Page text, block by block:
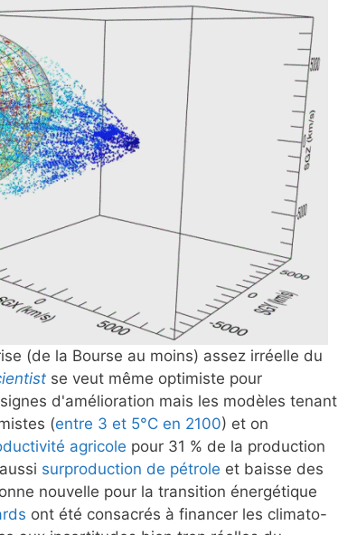
(de la Bourse au moins) assez irréelle du
se veut même optimiste pour
d'amélioration mais les modèles tenant
(entre 3 et 5°C en 2100) et on
agricole pour 31 % de la production
surproduction de pétrole et baisse des
nouvelle pour la transition énergétique
ont été consacrés à financer les climato-